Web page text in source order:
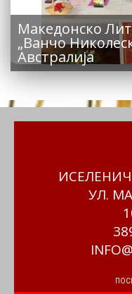
Македонско
„Ванчо
Австралија
УЛ.